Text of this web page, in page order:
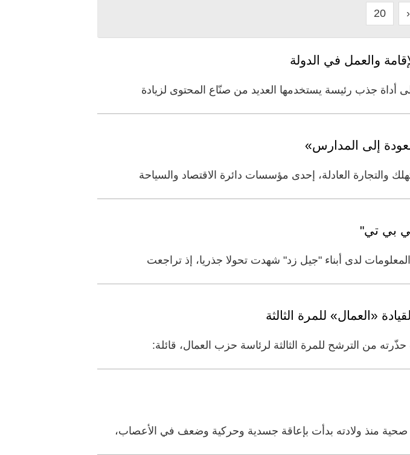
20 ›
والعمل في الدولة
أداة جذب رئيسة يستخدمها العديد من صنّاع المحتوى لزيادة
إلى المدارس»
والتجارة العادلة، إحدى مؤسسات دائرة الاقتصاد والسياحة
لدى أبناء "جيل زد" شهدت تحولا جذريا، إذ تراجعت
«العمال» للمرة الثالثة
من الترشح للمرة الثالثة لرئاسة حزب العمال، قائلة:
منذ ولادته بدأت بإعاقة جسدية وحركية وضعف في الأعصاب،